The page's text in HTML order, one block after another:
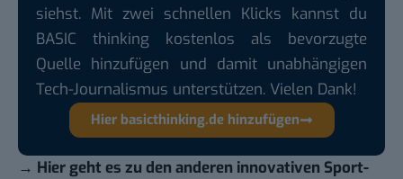
siehst. Mit zwei schnellen Klicks kannst du
BASIC thinking kostenlos als bevorzugte
Quelle hinzufügen und damit unabhängigen
Tech-Journalismus unterstützen. Vielen Dank!
Hier basicthinking.de hinzufügen
→ Hier geht es zu den anderen innovativen Sport-